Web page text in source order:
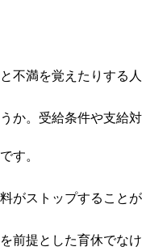
満を覚えたりする人
。受給条件や支給
す。
ストップすること
提とした育休でな